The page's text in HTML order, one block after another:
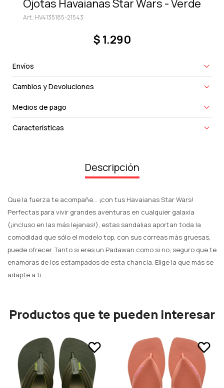
Ojotas Havaianas Star Wars - Verde
HV4135185-21543
$ 1.290
Envíos
Cambios y Devoluciones
Medios de pago
Características
Descripción
Que la fuerza te acompañe... ¡con tus Havaianas Star Wars!
Perfectas para vivir grandes aventuras en cualquier galaxia
(¡incluso en las más lejanas!), estas sandalias aportan toda la
comodidad que sólo el modelo top, con sus correas más gruesas,
puede ofrecer. Tanto si eres un Padawan como si no, seguro que te
enamoras de los estampados de esta chancla. Elige la que más se
adapte a ti.
Productos que te pueden interesar